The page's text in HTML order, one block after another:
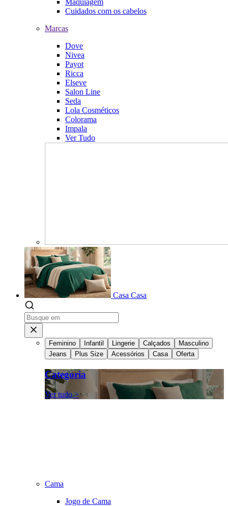
Maquiagem
Cuidados com os cabelos
Marcas
Dove
Nivea
Payot
Ricca
Elseve
Salon Line
Seda
Lola Cosméticos
Colorama
Impala
Ver Tudo
Casa Casa
Feminino Infantil Lingerie Calçados
Masculino
Jeans
Plus Size Acessórios Casa Oferta
Categoria
Ver tudo >
Cama
Jogo de Cama